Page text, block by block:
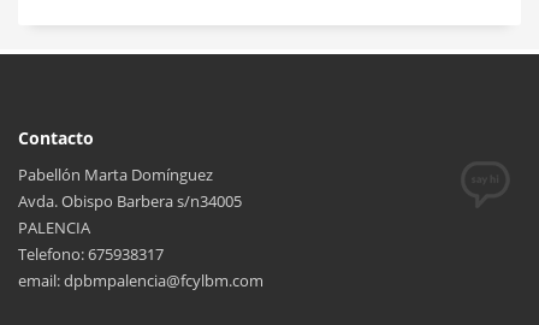
Contacto
Pabellón Marta Domínguez
Avda. Obispo Barbera s/n34005
PALENCIA
Telefono: 675938317
email: dpbmpalencia@fcylbm.com